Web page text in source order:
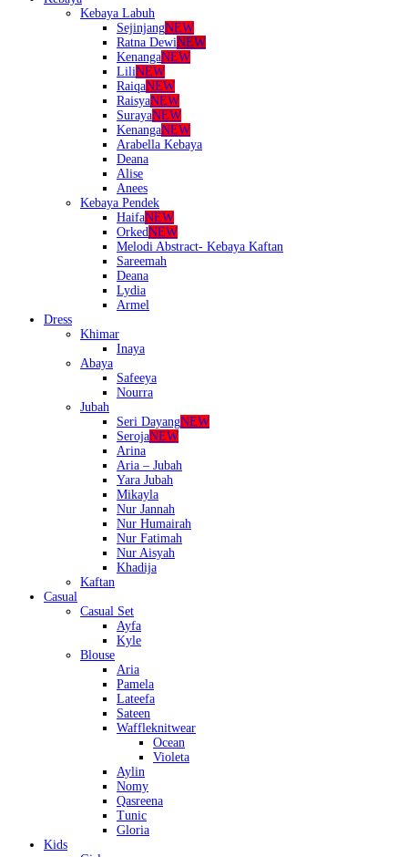
Kebaya Labuh
SejinjangNEW
Ratna DewiNEW
KenangaNEW
LiliNEW
RaiqaNEW
RaisyaNEW
SurayaNEW
KenangaNEW
Arabella Kebaya
Deana
Alise
Anees
Kebaya Pendek
HaifaNEW
OrkedNEW
Melodi Abstract- Kebaya Kaftan
Sareemah
Deana
Lydia
Armel
Dress
Khimar
Inaya
Abaya
Safeeya
Nourra
Jubah
Seri DayangNEW
SerojaNEW
Arina
Aria – Jubah
Yara Jubah
Mikayla
Nur Jannah
Nur Humairah
Nur Fatimah
Nur Aisyah
Khadija
Kaftan
Casual
Casual Set
Ayfa
Kyle
Blouse
Aria
Pamela
Lateefa
Sateen
Waffleknitwear
Ocean
Violeta
Aylin
Nomy
Qasreena
Tunic
Gloria
Kids